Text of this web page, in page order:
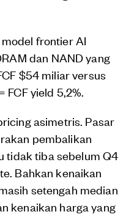
frontier AI
dan NAND yang
$54 miliar versus
yield 5,2%.
asimetris. Pasar
pembalikan
tidak tiba sebelum Q4
Bahkan kenaikan
setengah median
kenaikan harga yang